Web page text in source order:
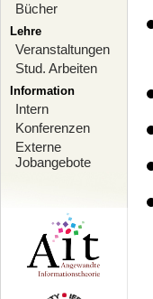
Bücher
Lehre
Veranstaltungen
Stud. Arbeiten
Information
Intern
Konferenzen
Externe
Jobangebote